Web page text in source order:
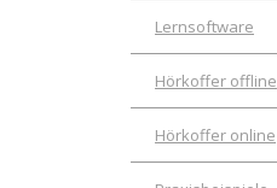
Lernsoftware
Hörkoffer offline
Hörkoffer online